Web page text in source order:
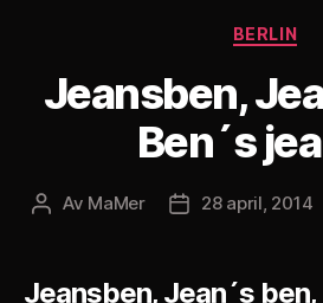
BERLIN
Jeansben,
Ben´s
Inläggsförfattare
Av MaMer Inläggsdatum
28 april, 2014
Jeansben, Jean´s